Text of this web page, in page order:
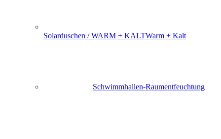
Solarduschen / WARM + KALTWarm + Kalt
Schwimmhallen-Raumentfeuchtung